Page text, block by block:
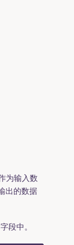
为输入数
出的数据
字段中。